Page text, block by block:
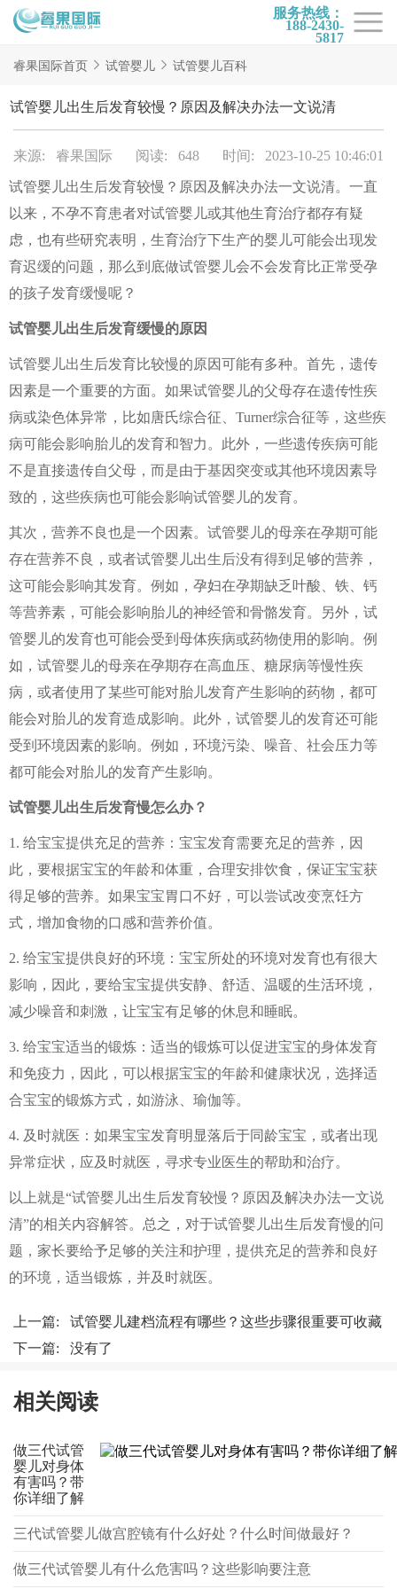
服务热线：
188-2430-
5817
首页
试管项目
试管百科
试管医院
睿果国际
睿果国际首页 试管婴儿 试管婴儿百科
试管婴儿出生后发育较慢？原因及解决办法一文说清
来源: 睿果国际 阅读: 648 时间: 2023-10-25 10:46:01
试管婴儿出生后发育较慢？原因及解决办法一文说清。一直
以来，不孕不育患者对试管婴儿或其他生育治疗都存有疑
虑，也有些研究表明，生育治疗下生产的婴儿可能会出现发
育迟缓的问题，那么到底做试管婴儿会不会发育比正常受孕
的孩子发育缓慢呢？
试管婴儿出生后发育缓慢的原因
试管婴儿出生后发育比较慢的原因可能有多种。首先，遗传
因素是一个重要的方面。如果试管婴儿的父母存在遗传性疾
病或染色体异常，比如唐氏综合征、Turner综合征等，这些疾
病可能会影响胎儿的发育和智力。此外，一些遗传疾病可能
不是直接遗传自父母，而是由于基因突变或其他环境因素导
致的，这些疾病也可能会影响试管婴儿的发育。
其次，营养不良也是一个因素。试管婴儿的母亲在孕期可能
存在营养不良，或者试管婴儿出生后没有得到足够的营养，
这可能会影响其发育。例如，孕妇在孕期缺乏叶酸、铁、钙
等营养素，可能会影响胎儿的神经管和骨骼发育。另外，试
管婴儿的发育也可能会受到母体疾病或药物使用的影响。例
如，试管婴儿的母亲在孕期存在高血压、糖尿病等慢性疾
病，或者使用了某些可能对胎儿发育产生影响的药物，都可
能会对胎儿的发育造成影响。此外，试管婴儿的发育还可能
受到环境因素的影响。例如，环境污染、噪音、社会压力等
都可能会对胎儿的发育产生影响。
试管婴儿出生后发育慢怎么办？
1. 给宝宝提供充足的营养：宝宝发育需要充足的营养，因
此，要根据宝宝的年龄和体重，合理安排饮食，保证宝宝获
得足够的营养。如果宝宝胃口不好，可以尝试改变烹饪方
式，增加食物的口感和营养价值。
2. 给宝宝提供良好的环境：宝宝所处的环境对发育也有很大
影响，因此，要给宝宝提供安静、舒适、温暖的生活环境，
减少噪音和刺激，让宝宝有足够的休息和睡眠。
3. 给宝宝适当的锻炼：适当的锻炼可以促进宝宝的身体发育
和免疫力，因此，可以根据宝宝的年龄和健康状况，选择适
合宝宝的锻炼方式，如游泳、瑜伽等。
4. 及时就医：如果宝宝发育明显落后于同龄宝宝，或者出现
异常症状，应及时就医，寻求专业医生的帮助和治疗。
以上就是“试管婴儿出生后发育较慢？原因及解决办法一文说
清”的相关内容解答。总之，对于试管婴儿出生后发育慢的问
题，家长要给予足够的关注和护理，提供充足的营养和良好
的环境，适当锻炼，并及时就医。
上一篇: 试管婴儿建档流程有哪些？这些步骤很重要可收藏
下一篇: 没有了
相关阅读
做三代试管
婴儿对身体
有害吗？带
你详细了解
三代试管婴儿做宫腔镜有什么好处？什么时间做最好？
做三代试管婴儿有什么危害吗？这些影响要注意